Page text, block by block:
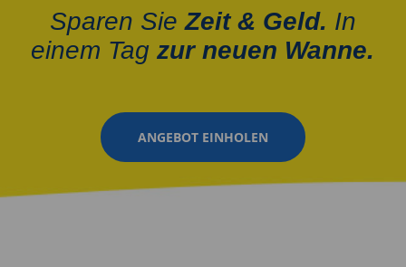
Sparen SieZeit & Geld. In
einem Tagzur neuen Wanne.
ANGEBOT EINHOLEN